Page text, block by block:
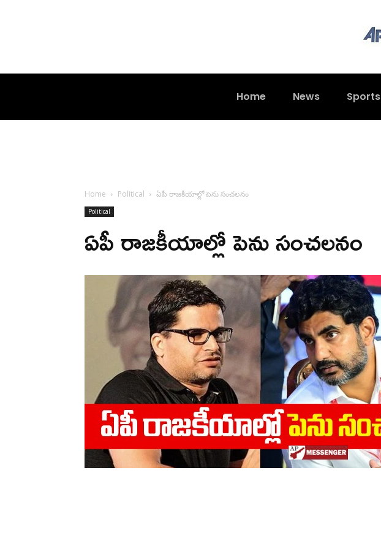
Home News Sports
Home Political ఏపీ రాజకీయాల్లో పెను సంచలనం
Political
ఏపీ రాజకీయాల్లో పెను సంచలనం